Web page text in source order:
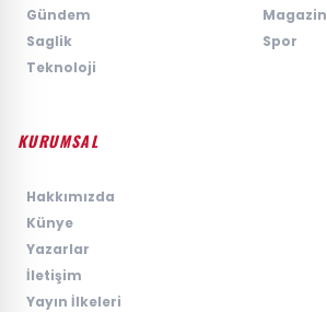
Gündem
Magazin
Saglik
Spor
Teknoloji
KURUMSAL
Hakkımızda
Künye
Yazarlar
İletişim
Yayın İlkeleri